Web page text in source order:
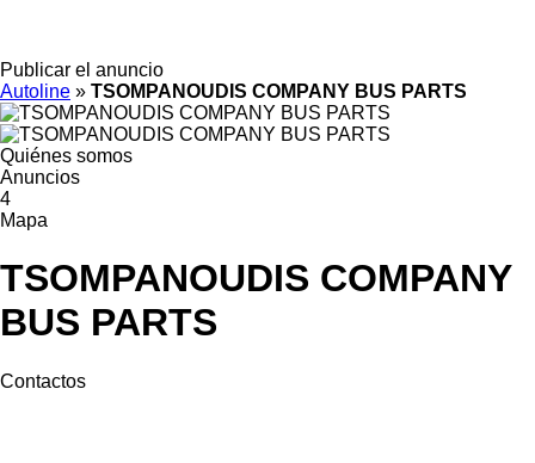
Publicar el anuncio
Autoline » TSOMPANOUDIS COMPANY BUS PARTS
Quiénes somos
Anuncios
4
Mapa
TSOMPANOUDIS COMPANY
BUS PARTS
Contactos